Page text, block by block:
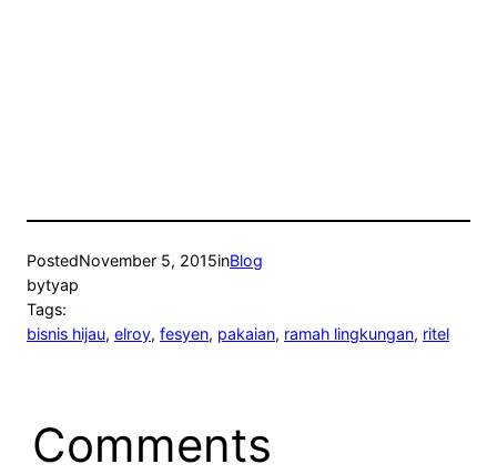
PostedNovember 5, 2015inBlog
bytyap
Tags:
bisnis hijau, elroy, fesyen, pakaian, ramah lingkungan, ritel
Comments